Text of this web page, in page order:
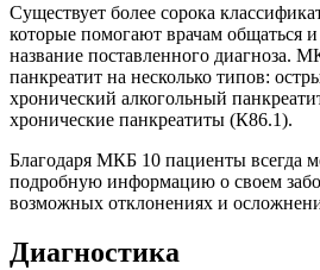
Существует более сорока
которые помогают врачам общаться
название поставленного диагноза.
панкреатит на несколько типов:
хронический алкогольный
хронические панкреатиты (К86.1).
Благодаря МКБ 10 пациенты всегда
подробную информацию о своем
возможных отклонениях и
Диагностика